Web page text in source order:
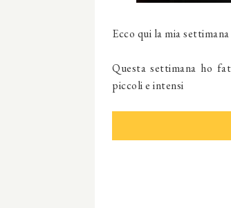
Ecco qui la mia
Questa settimana ho
piccoli e intensi